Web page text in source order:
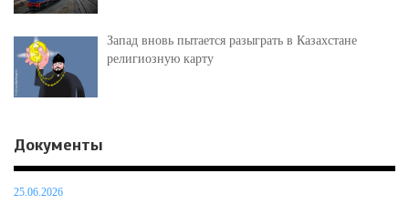
Запад вновь пытается разыграть в Казахстане
религиозную карту
Документы
25.06.2026